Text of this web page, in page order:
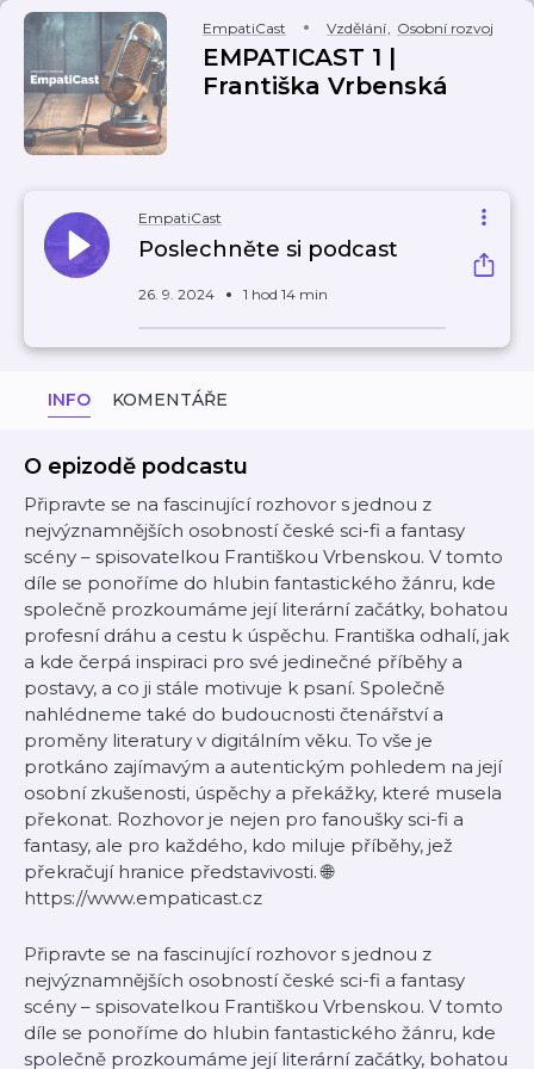
EmpatiCast Vzdělání, Osobní rozvoj
EMPATICAST 1 |
Františka Vrbenská
EmpatiCast
Poslechněte si podcast
26. 9. 2024 1 hod 14 min
INFO KOMENTÁŘE
O epizodě podcastu
Připravte se na fascinující rozhovor s jednou z
nejvýznamnějších osobností české sci-fi a fantasy
scény – spisovatelkou Františkou Vrbenskou. V tomto
díle se ponoříme do hlubin fantastického žánru, kde
společně prozkoumáme její literární začátky, bohatou
profesní dráhu a cestu k úspěchu. Františka odhalí, jak
a kde čerpá inspiraci pro své jedinečné příběhy a
postavy, a co ji stále motivuje k psaní. Společně
nahlédneme také do budoucnosti čtenářství a
proměny literatury v digitálním věku. To vše je
protkáno zajímavým a autentickým pohledem na její
osobní zkušenosti, úspěchy a překážky, které musela
překonat. Rozhovor je nejen pro fanoušky sci-fi a
fantasy, ale pro každého, kdo miluje příběhy, jež
překračují hranice představivosti. 🌐
https://www.empaticast.cz
Připravte se na fascinující rozhovor s jednou z
nejvýznamnějších osobností české sci-fi a fantasy
scény – spisovatelkou Františkou Vrbenskou. V tomto
díle se ponoříme do hlubin fantastického žánru, kde
společně prozkoumáme její literární začátky, bohatou